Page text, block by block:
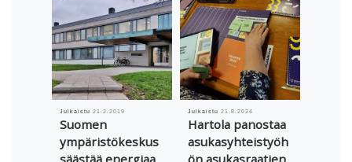
Julkaistu21.2.2019
Suomen
ympäristökeskus
Julkaistu21.8.2024
Hartola panostaa
asukasyhteistyöh